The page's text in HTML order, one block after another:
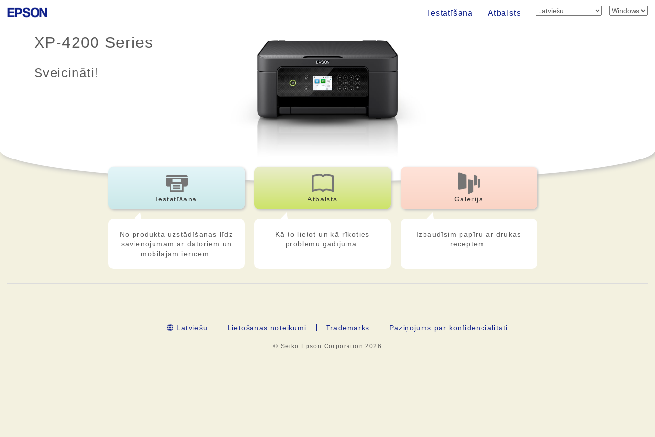
Iestatīšana Atbalsts
XP-4200 Series
Sveicināti!
Iestatīšana
No produkta uzstādīšanas līdz
savienojumam ar datoriem un
mobilajām ierīcēm.
Atbalsts
Kā to lietot un kā rīkoties
problēmu gadījumā.
Galerija
Izbaudīsim papīru ar drukas
receptēm.
Latviešu Lietošanas noteikumi Trademarks Paziņojums par konfidencialitāti
© Seiko Epson Corporation2026